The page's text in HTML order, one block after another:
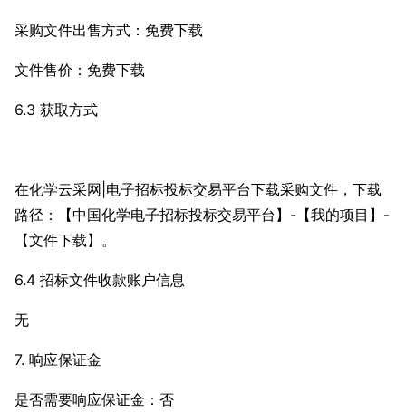
采购文件出售方式：免费下载
文件售价：免费下载
6.3 获取方式
在化学云采网|电子招标投标交易平台下载采购文件，下载
路径：【中国化学电子招标投标交易平台】-【我的项目】-
【文件下载】。
6.4 招标文件收款账户信息
无
7. 响应保证金
是否需要响应保证金：否